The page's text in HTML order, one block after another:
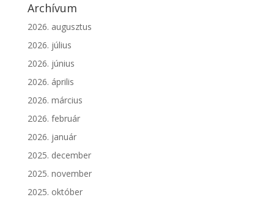
Archívum
2026. augusztus
2026. július
2026. június
2026. április
2026. március
2026. február
2026. január
2025. december
2025. november
2025. október